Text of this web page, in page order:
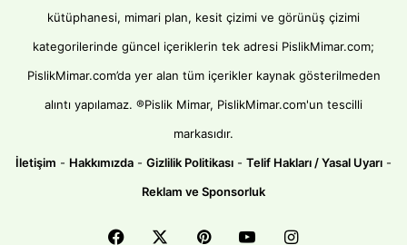
kütüphanesi, mimari plan, kesit çizimi ve görünüş çizimi
kategorilerinde güncel içeriklerin tek adresi PislikMimar.com;
PislikMimar.com’da yer alan tüm içerikler kaynak gösterilmeden
alıntı yapılamaz. ®Pislik Mimar, PislikMimar.com'un tescilli
markasıdır.
İletişim - Hakkımızda - Gizlilik Politikası - Telif Hakları / Yasal Uyarı -
Reklam ve Sponsorluk
Facebook PinterestYouTubeInstagram